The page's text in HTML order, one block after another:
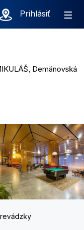
Prihlásiť
Demänovská